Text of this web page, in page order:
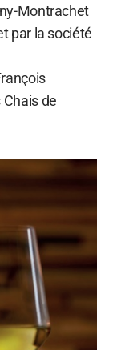
Montrachet
par la société
de